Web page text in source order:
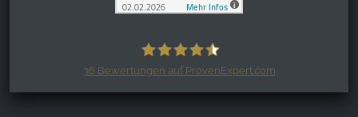
36 Bewertungen auf ProvenExpert.com